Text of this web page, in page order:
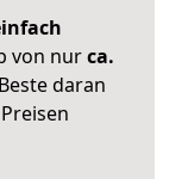
von nurca.
daran